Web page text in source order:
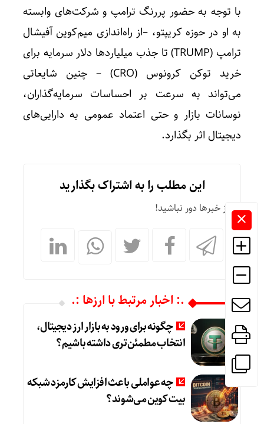
با توجه به حضور پررنگ ترامپ و شرکت‌های وابسته
به او در حوزه کریپتو، –از راه‌اندازی میم‌کوین آفیشال
ترامپ (TRUMP) تا جذب میلیارد‌ها دلار سرمایه برای
خرید توکن کرونوس (CRO) – چنین شایعاتی
می‌تواند به سرعت بر احساسات سرمایه‌گذاران،
نوسانات بازار و حتی اعتماد عمومی به دارایی‌های
دیجیتال اثر بگذارد.
این مطلب را به اشتراک بگذارید
از خبرها دور نباشید!
.: اخبار مرتبط با ارزها :.
چگونه برای ورود به بازار ارز دیجیتال،
انتخاب مطمئن‌تری داشته باشیم؟
چه عواملی باعث افزایش کارمزد شبکه
بیت کوین می‌شوند؟